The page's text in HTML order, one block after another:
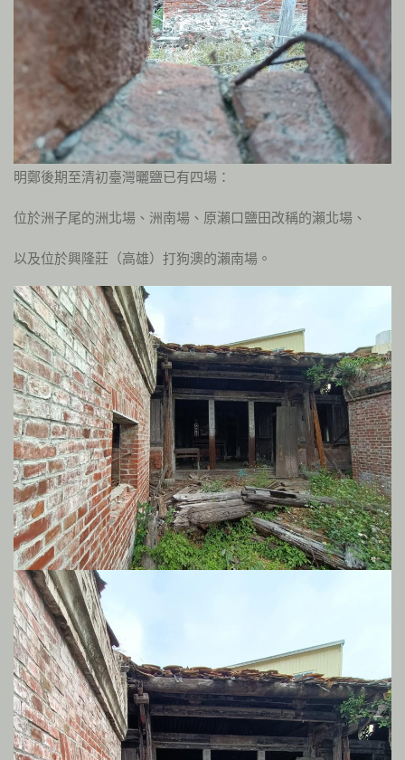
明鄭後期至清初臺灣曬鹽已有四場：
位於洲子尾的洲北場、洲南場、原瀨口鹽田改稱的瀨北場、
以及位於興隆莊（高雄）打狗澳的瀨南場。